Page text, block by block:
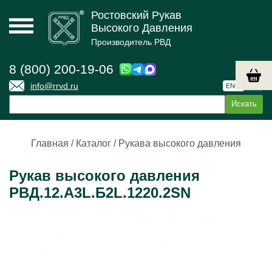
Ростовский Рукав
Высокого Давления
Производитель РВД
8 (800) 200-19-06
info@rrvd.ru ENG
Главная / Каталог / Рукава высокого давления
Рукав высокого давления
РВД.12.А3L.Б2L.1220.2SN